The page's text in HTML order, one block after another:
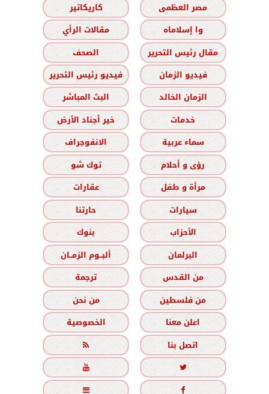
مصر العظمى
كاريكاتير
وا إسلاماه
مقالات الرأي
مقال رئيس التحرير
الصحف
فيديو الزمان
فيديو رئيس التحرير
الزمان الخالد
البث المباشر
خدمات
خير أجناد الأرض
سماء عربية
الانفوجراف
رؤى و أحلام
توك شو
مرأة و طفل
عقارات
سيارات
حارتنا
الأحزاب
بنوك
البرلمان
ألبــوم الزمــان
من القدس
ترجمة
من فلسطين
من نحن
اعلن معنا
الخصوصية
اتصل بنا




